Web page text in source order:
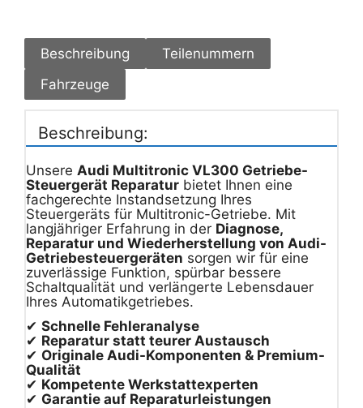
Beschreibung
Teilenummern
Fahrzeuge
Beschreibung:
Unsere Audi Multitronic VL300 Getriebe-
Steuergerät Reparatur bietet Ihnen eine
fachgerechte Instandsetzung Ihres
Steuergeräts für Multitronic-Getriebe. Mit
langjähriger Erfahrung in der Diagnose,
Reparatur und Wiederherstellung von Audi-
Getriebesteuergeräten sorgen wir für eine
zuverlässige Funktion, spürbar bessere
Schaltqualität und verlängerte Lebensdauer
Ihres Automatikgetriebes.
✔ Schnelle Fehleranalyse
✔ Reparatur statt teurer Austausch
✔ Originale Audi-Komponenten & Premium-
Qualität
✔ Kompetente Werkstattexperten
✔ Garantie auf Reparaturleistungen